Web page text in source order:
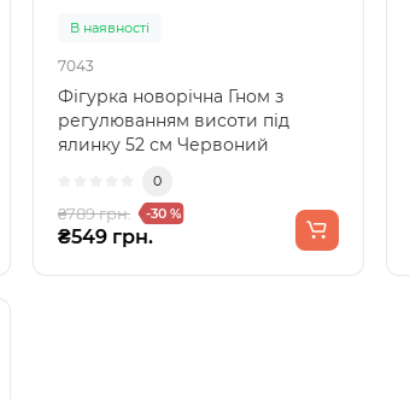
В наявності
7043
Фігурка новорічна Гном з
регулюванням висоти під
ялинку 52 см Червоний
0
₴789 грн. -30 %
₴549 грн.